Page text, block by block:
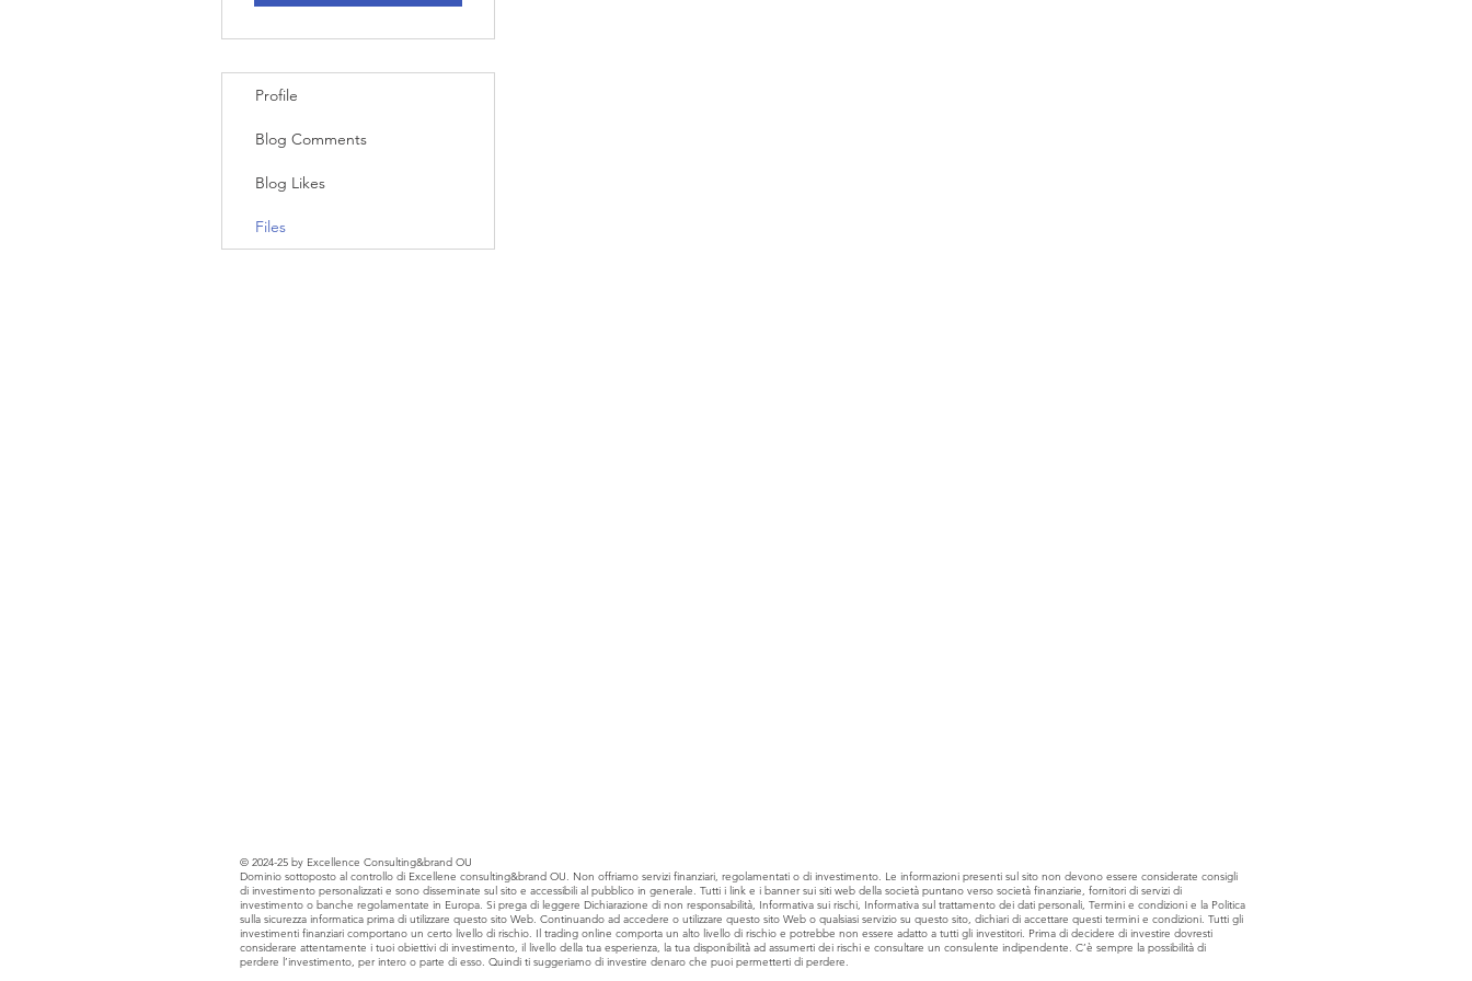
Profile
Blog Comments
Blog Likes
Files
© 2024-25 by Excellence Consulting&brand OU
Dominio sottoposto al controllo di Excellene consulting&brand OU. Non offriamo servizi finanziari, regolamentati o di investimento. Le informazioni presenti sul sito non devono essere considerate consigli
di investimento personalizzati e sono disseminate sul sito e accessibili al pubblico in generale. Tutti i link e i banner sui siti web della società puntano verso società finanziarie, fornitori di servizi di
investimento o banche regolamentate in Europa. Si prega di leggere Dichiarazione di non responsabilità, Informativa sui rischi, Informativa sul trattamento dei dati personali, Termini e condizioni e la Politica
sulla sicurezza informatica prima di utilizzare questo sito Web. Continuando ad accedere o utilizzare questo sito Web o qualsiasi servizio su questo sito, dichiari di accettare questi termini e condizioni. Tutti gli
investimenti finanziari comportano un certo livello di rischio. Il trading online comporta un alto livello di rischio e potrebbe non essere adatto a tutti gli investitori. Prima di decidere di investire dovresti
considerare attentamente i tuoi obiettivi di investimento, il livello della tua esperienza, la tua disponibilità ad assumerti dei rischi e consultare un consulente indipendente. C’è sempre la possibilità di
perdere l’investimento, per intero o parte di esso. Quindi ti suggeriamo di investire denaro che puoi permetterti di perdere.